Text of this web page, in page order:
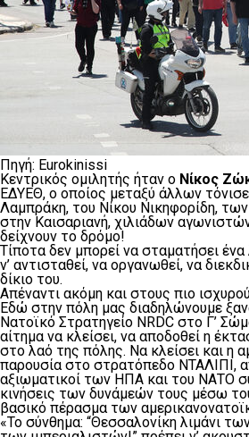
Πηγή: Eurokinissi
Κεντρικός ομιλητής ήταν ο Νίκος
ΕΔΥΕΘ, ο οποίος μεταξύ άλλων
Λαμπράκη, του Νίκου Νικηφορίδη,
στην Καισαριανή, χιλιάδων
δείχνουν το δρόμο!
Τίποτα δεν μπορεί να σταματήσει
ν’ αντισταθεί, να οργανωθεί, να
δίκιο του.
Απέναντι ακόμη και στους πιο
Εδώ στην πόλη μας διαδηλώνουμε
Νατοϊκό Στρατηγείο NRDC στο Γ’
αίτημα να κλείσει, να αποδοθεί η
στο λαό της πόλης. Να κλείσει και η
παρουσία στο στρατόπεδο ΝΤΑΛΙΠΙ,
αξιωματικοί των ΗΠΑ και του ΝΑΤΟ
κινήσεις των δυνάμεών τους μέσω
βασικό πέρασμα των
«Το σύνθημα: “Θεσσαλονίκη λιμάνι